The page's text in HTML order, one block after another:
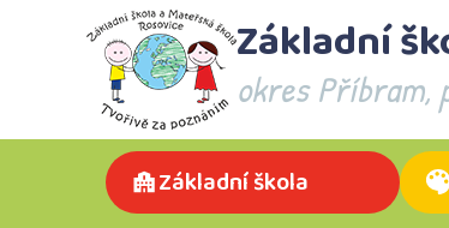
Základní
okres Příbram,
Základní škola